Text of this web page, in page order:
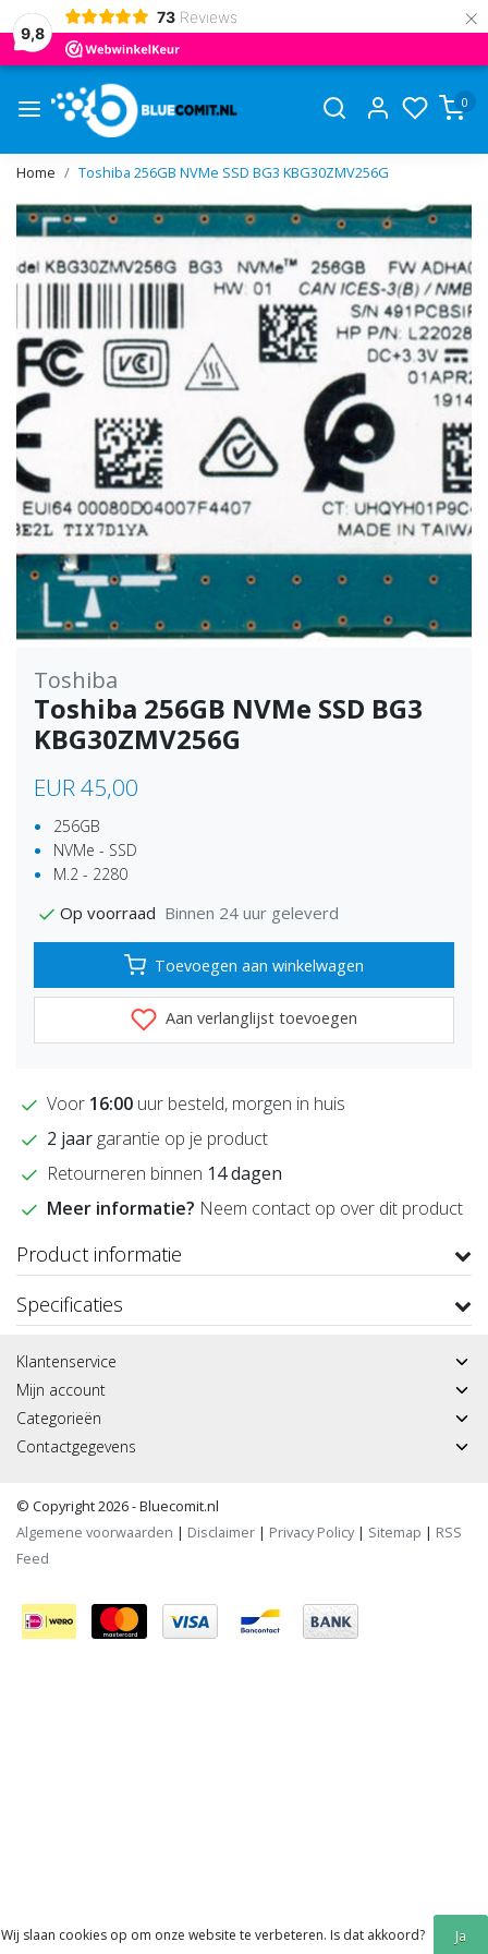
9,8
73 Reviews ×
0
Home Toshiba 256GB NVMe SSD BG3 KBG30ZMV256G
Toshiba
Toshiba 256GB NVMe SSD BG3
KBG30ZMV256G
EUR 45,00
256GB
NVMe - SSD
M.2 - 2280
Op voorraad Binnen 24 uur geleverd
Toevoegen aan winkelwagen
Aan verlanglijst toevoegen
Voor 16:00 uur besteld, morgen in huis
2 jaargarantie op je product
Retourneren binnen 14 dagen
Meer informatie? Neem contact op over dit product
Product informatie
Specificaties
Klantenservice
Mijn account
Categorieën
Contactgegevens
© Copyright 2026 - Bluecomit.nl
Algemene voorwaarden | Disclaimer | Privacy Policy| Sitemap | RSS
Feed
Wij slaan cookies op om onze website te verbeteren. Is dat akkoord? Ja